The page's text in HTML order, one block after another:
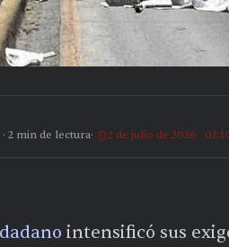
· 2 min de lectura 2 de julio de 2026 ·
intensificó sus